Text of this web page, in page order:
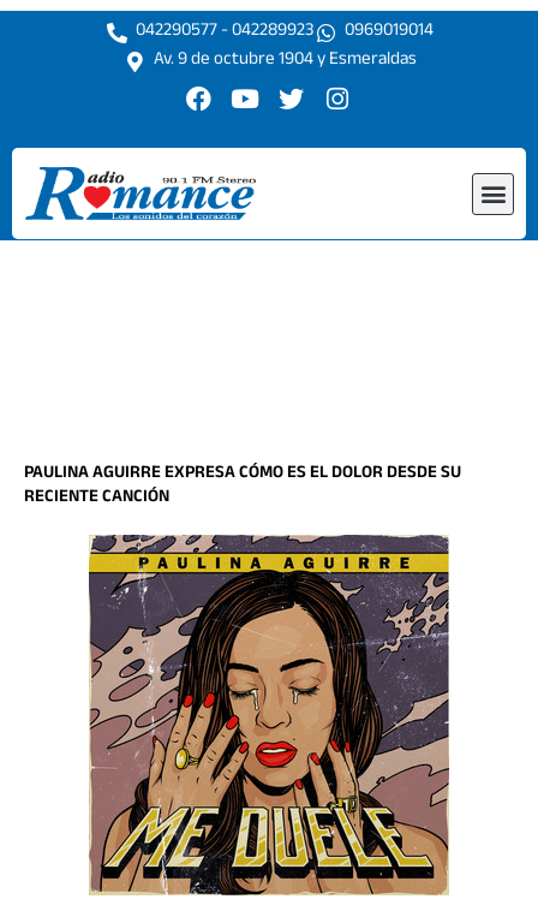
Ir
042290577 - 042289923
0969019014
Av. 9 de octubre 1904 y Esmeraldas
F
c
e
b
o
o
Y
u
t
u
b
e
T
i
r
I
s
r
PAULINA AGUIRRE EXPRESA CÓMO ES EL DOLOR DESDE SU
RECIENTE CANCIÓN